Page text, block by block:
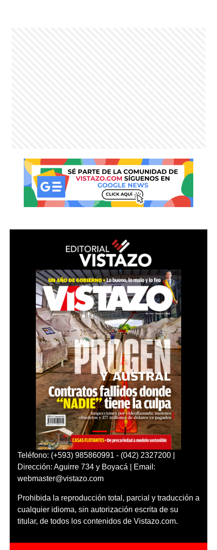
Teléfono: (+593) 985860991 - (042) 2327200 |
Dirección: Aguirre 734 y Boyacá | Email:
webmaster@vistazo.com
Prohibida la reproducción total, parcial y traducción a
cualquier idioma, sin autorización escrita de su
titular, de todos los contenidos de Vistazo.com.